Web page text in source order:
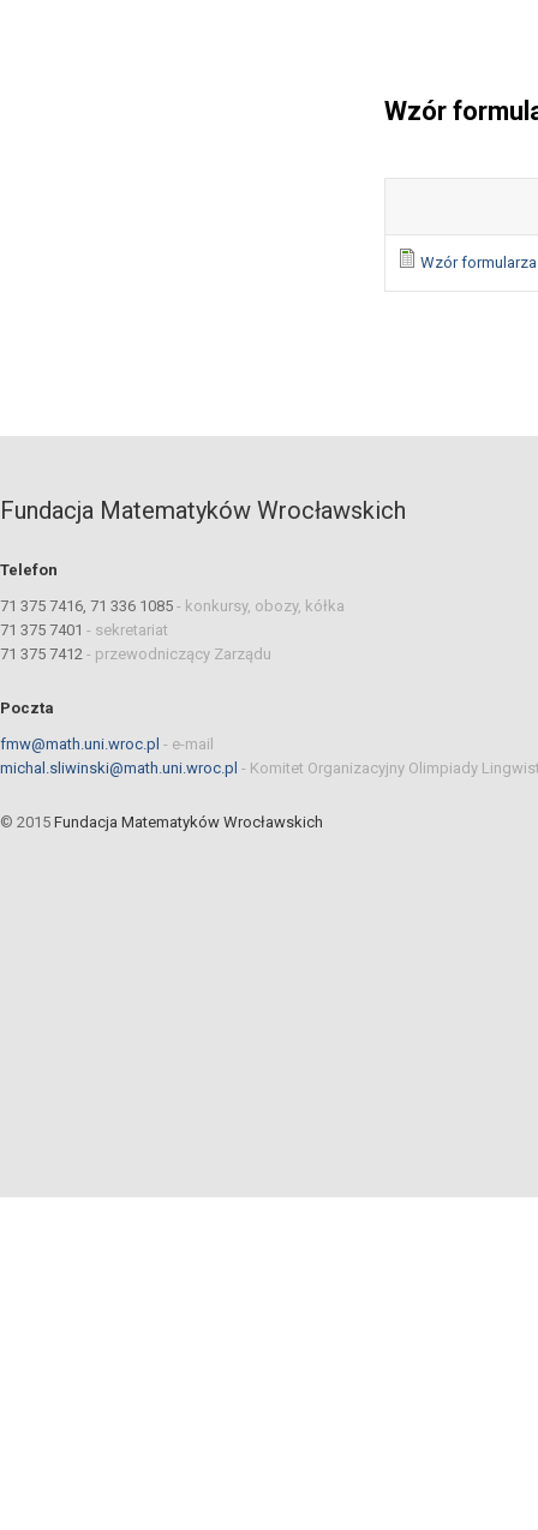
Wzór
Wzór
Fundacja Matematyków Wrocławskich
Telefon
71 375 7416, 71 336 1085 - konkursy, obozy, kółka
71 375 7401 - sekretariat
71 375 7412 - przewodniczący Zarządu
Poczta
fmw@math.uni.wroc.pl - e-mail
michal.sliwinski@math.uni.wroc.pl - Komitet Organizacyjny Olimpiady
© 2015 Fundacja Matematyków Wrocławskich